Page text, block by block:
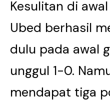
Kesulitan di
Ubed berhasil
dulu pada awal
unggul 1-0.
mendapat tiga